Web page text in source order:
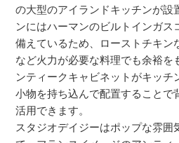
の大型のアイランドキッチンが設
ンにはハーマンのビルトインガス
備えているため、ローストチキン
など火力が必要な料理でも余裕を
ンティークキャビネットがキッチ
小物を持ち込んで配置することで
活用できます。
スタジオデイジーはポップな雰囲